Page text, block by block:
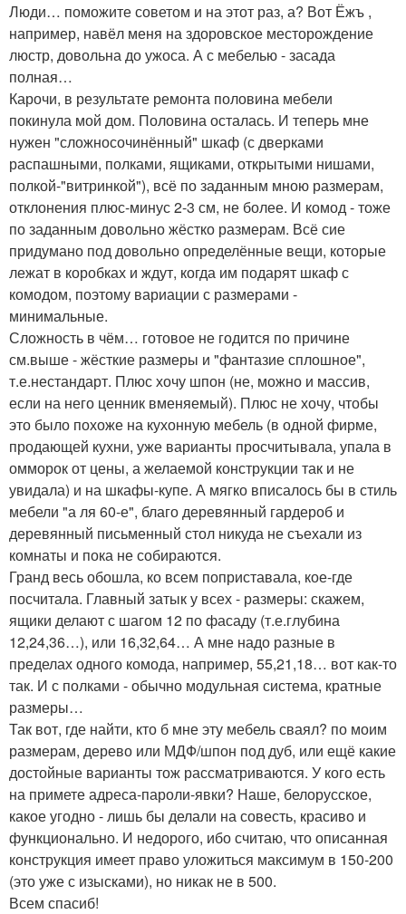
Люди… поможите советом и на этот раз, а? Вот Ёжъ ,
например, навёл меня на здоровское месторождение
люстр, довольна до ужоса. А с мебелью - засада
полная…
Карочи, в результате ремонта половина мебели
покинула мой дом. Половина осталась. И теперь мне
нужен "сложносочинённый" шкаф (с дверками
распашными, полками, ящиками, открытыми нишами,
полкой-"витринкой"), всё по заданным мною размерам,
отклонения плюс-минус 2-3 см, не более. И комод - тоже
по заданным довольно жёстко размерам. Всё сие
придумано под довольно определённые вещи, которые
лежат в коробках и ждут, когда им подарят шкаф с
комодом, поэтому вариации с размерами -
минимальные.
Сложность в чём… готовое не годится по причине
см.выше - жёсткие размеры и "фантазие сплошное",
т.е.нестандарт. Плюс хочу шпон (не, можно и массив,
если на него ценник вменяемый). Плюс не хочу, чтобы
это было похоже на кухонную мебель (в одной фирме,
продающей кухни, уже варианты просчитывала, упала в
омморок от цены, а желаемой конструкции так и не
увидала) и на шкафы-купе. А мягко вписалось бы в стиль
мебели "а ля 60-е", благо деревянный гардероб и
деревянный письменный стол никуда не съехали из
комнаты и пока не собираются.
Гранд весь обошла, ко всем поприставала, кое-где
посчитала. Главный затык у всех - размеры: скажем,
ящики делают с шагом 12 по фасаду (т.е.глубина
12,24,36…), или 16,32,64… А мне надо разные в
пределах одного комода, например, 55,21,18… вот как-то
так. И с полками - обычно модульная система, кратные
размеры…
Так вот, где найти, кто б мне эту мебель сваял? по моим
размерам, дерево или МДФ/шпон под дуб, или ещё какие
достойные варианты тож рассматриваются. У кого есть
на примете адреса-пароли-явки? Наше, белорусское,
какое угодно - лишь бы делали на совесть, красиво и
функционально. И недорого, ибо считаю, что описанная
конструкция имеет право уложиться максимум в 150-200
(это уже с изысками), но никак не в 500.
Всем спасиб!